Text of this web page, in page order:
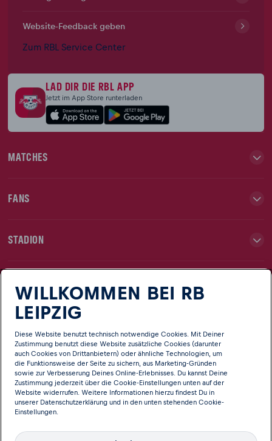
Website-Feedback geben
Zum RBL Service Center
LAD DIR DIE RBL APP
Jetzt im App Store runterladen
MATCHES
FANS
STADION
NEWS
CLUB
WILLKOMMEN BEI RB
LEIPZIG
Diese Website benutzt technisch notwendige Cookies. Mit Deiner
Zustimmung benutzt diese Website zusätzliche Cookies (darunter
auch Cookies von Drittanbietern) oder ähnliche Technologien, um
die Funktionsweise der Seite zu sichern, aus Marketing-Gründen
sowie zur Verbesserung Deines Online-Erlebnisses. Du kannst Deine
Zustimmung jederzeit über die Cookie-Einstellungen unten auf der
Website widerrufen. Weitere Informationen hierzu findest Du in
unserer Datenschutzerklärung und in den unten stehenden Cookie-
Einstellungen.